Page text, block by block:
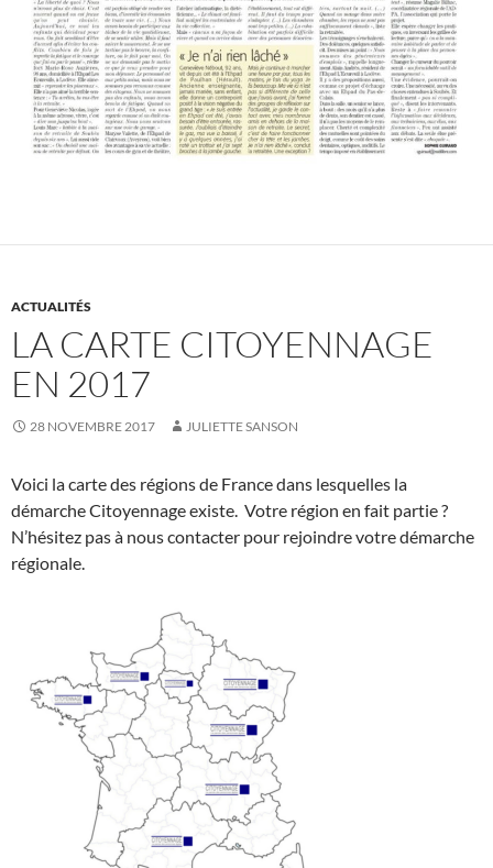
ACTUALITÉS
LA CARTE CITOYENNAGE
EN 2017
28 NOVEMBRE 2017 JULIETTE SANSON
Voici la carte des régions de France dans lesquelles la
démarche Citoyennage existe. Votre région en fait partie ?
N’hésitez pas à nous contacter pour rejoindre votre démarche
régionale.